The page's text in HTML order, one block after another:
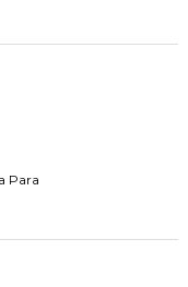
Para